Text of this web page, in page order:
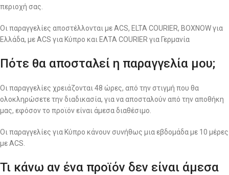
περιοχή σας.
Οι παραγγελίες αποστέλλονται με ACS, ELTA COURIER, BOXNOW για
Ελλάδα, με ACS για Κύπρο και ΕΛΤΑ COURIER για Γερμανία
Πότε θα αποσταλεί η παραγγελία μου;
Οι παραγγελίες χρειάζονται 48 ώρες, από την στιγμή που θα
ολοκληρώσετε την διαδικασία, για να αποσταλούν από την αποθήκη
μας, εφόσον το προϊόν είναι άμεσα διαθέσιμο.
Οι παραγγελίες για Κύπρο κάνουν συνήθως μια εβδομάδα με 10 μέρες
με ACS.
Τι κάνω αν ένα προϊόν δεν είναι άμεσα